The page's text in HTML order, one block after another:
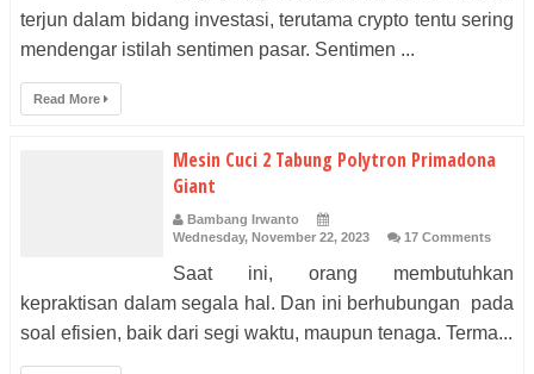
terjun dalam bidang investasi, terutama crypto tentu sering
mendengar istilah sentimen pasar. Sentimen ...
Read More
Mesin Cuci 2 Tabung Polytron Primadona
Giant
Bambang Irwanto
Wednesday, November 22, 2023
17 Comments
Saat ini, orang membutuhkan
kepraktisan dalam segala hal. Dan ini berhubungan pada
soal efisien, baik dari segi waktu, maupun tenaga. Terma...